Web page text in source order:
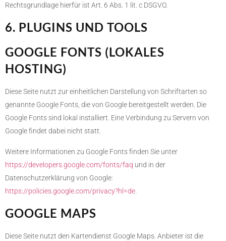
Rechtsgrundlage hierfür ist Art. 6 Abs. 1 lit. c DSGVO.
6. PLUGINS UND TOOLS
GOOGLE FONTS (LOKALES
HOSTING)
Diese Seite nutzt zur einheitlichen Darstellung von Schriftarten so
genannte Google Fonts, die von Google bereitgestellt werden. Die
Google Fonts sind lokal installiert. Eine Verbindung zu Servern von
Google findet dabei nicht statt.
Weitere Informationen zu Google Fonts finden Sie unter
https://developers.google.com/fonts/faq und in der
Datenschutzerklärung von Google:
https://policies.google.com/privacy?hl=de
GOOGLE MAPS
Diese Seite nutzt den Kartendienst Google Maps. Anbieter ist die